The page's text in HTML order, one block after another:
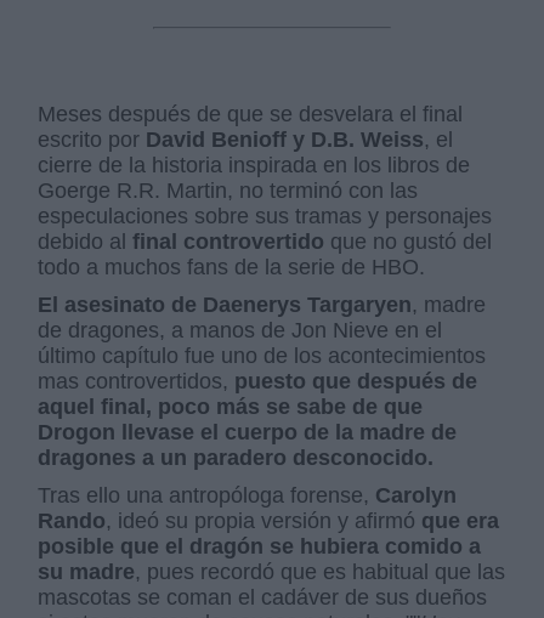
Meses después de que se desvelara el final
escrito por David Benioff y D.B. Weiss, el
cierre de la historia inspirada en los libros de
Goerge R.R. Martin, no terminó con las
especulaciones sobre sus tramas y personajes
debido alfinal controvertido que no gustó del
todo a muchos fans de la serie de HBO.
El asesinato de Daenerys Targaryen, madre
de dragones, a manos de Jon Nieve en el
último capítulo fue uno de los acontecimientos
mas controvertidos, puesto que después de
aquel final, poco más se sabe de que
Drogon llevase el cuerpo de la madre de
dragones a un paradero desconocido.
Tras ello una antropóloga forense, Carolyn
Rando, ideó su propia versión y afirmó que era
posible que el dragón se hubiera comido a
su madre, pues recordó que es habitual que las
mascotas se coman el cadáver de sus dueños